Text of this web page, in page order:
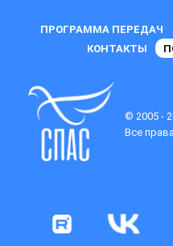
ПРОГРАММА ПЕРЕДАЧ
КОНТАКТЫ
© 2005 -
Все